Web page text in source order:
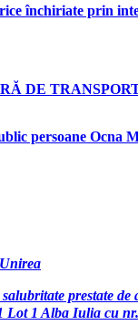
închiriate prin
DE
persoane Ocna
prestate
Lot 1 Alba Iulia cu